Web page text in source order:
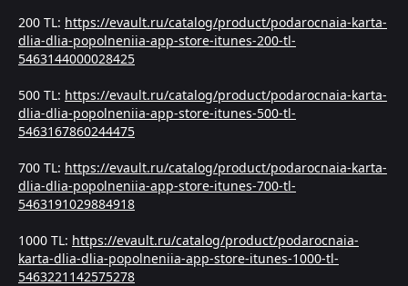
200 TL: https://evault.ru/catalog/product/podarocnaia-karta-
dlia-dlia-popolneniia-app-store-itunes-200-tl-
5463144000028425
500 TL: https://evault.ru/catalog/product/podarocnaia-karta-
dlia-dlia-popolneniia-app-store-itunes-500-tl-
5463167860244475
700 TL: https://evault.ru/catalog/product/podarocnaia-karta-
dlia-dlia-popolneniia-app-store-itunes-700-tl-
5463191029884918
1000 TL: https://evault.ru/catalog/product/podarocnaia-
karta-dlia-dlia-popolneniia-app-store-itunes-1000-tl-
5463221142575278